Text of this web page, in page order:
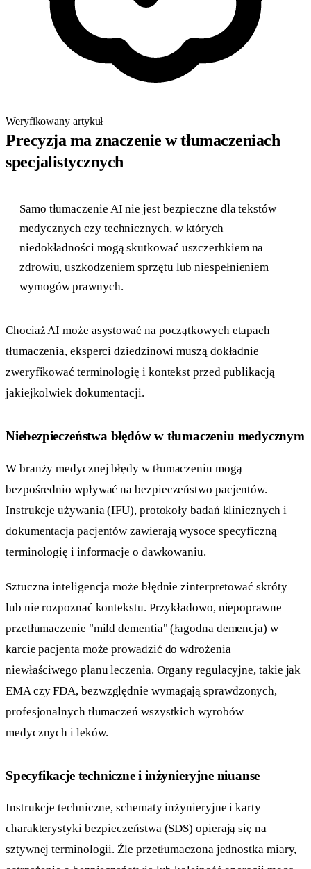
Weryfikowany artykuł
Precyzja ma znaczenie w tłumaczeniach
specjalistycznych
Samo tłumaczenie AI nie jest bezpieczne dla tekstów
medycznych czy technicznych, w których
niedokładności mogą skutkować uszczerbkiem na
zdrowiu, uszkodzeniem sprzętu lub niespełnieniem
wymogów prawnych.
Chociaż AI może asystować na początkowych etapach
tłumaczenia, eksperci dziedzinowi muszą dokładnie
zweryfikować terminologię i kontekst przed publikacją
jakiejkolwiek dokumentacji.
Niebezpieczeństwa błędów w tłumaczeniu medycznym
W branży medycznej błędy w tłumaczeniu mogą
bezpośrednio wpływać na bezpieczeństwo pacjentów.
Instrukcje używania (IFU), protokoły badań klinicznych i
dokumentacja pacjentów zawierają wysoce specyficzną
terminologię i informacje o dawkowaniu.
Sztuczna inteligencja może błędnie zinterpretować skróty
lub nie rozpoznać kontekstu. Przykładowo, niepoprawne
przetłumaczenie "mild dementia" (łagodna demencja) w
karcie pacjenta może prowadzić do wdrożenia
niewłaściwego planu leczenia. Organy regulacyjne, takie jak
EMA czy FDA, bezwzględnie wymagają sprawdzonych,
profesjonalnych tłumaczeń wszystkich wyrobów
medycznych i leków.
Specyfikacje techniczne i inżynieryjne niuanse
Instrukcje techniczne, schematy inżynieryjne i karty
charakterystyki bezpieczeństwa (SDS) opierają się na
sztywnej terminologii. Źle przetłumaczona jednostka miary,